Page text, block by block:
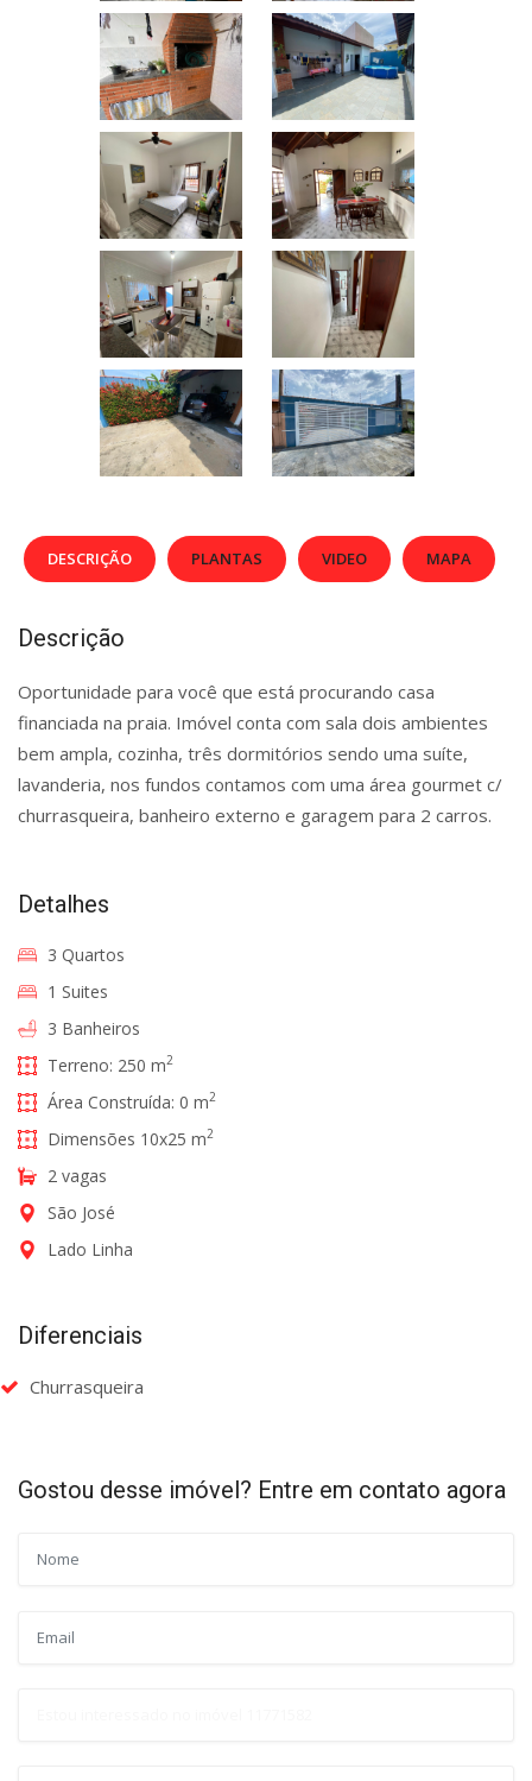
DESCRIÇÃO PLANTAS VIDEO MAPA
Descrição
Oportunidade para você que está procurando casa
financiada na praia. Imóvel conta com sala dois ambientes
bem ampla, cozinha, três dormitórios sendo uma suíte,
lavanderia, nos fundos contamos com uma área gourmet c/
churrasqueira, banheiro externo e garagem para 2 carros.
Detalhes
3 Quartos
1 Suites
3 Banheiros
Terreno: 250 m2
Área Construída: 0 m2
Dimensões 10x25 m2
2 vagas
São José
Lado Linha
Diferenciais
Churrasqueira
Gostou desse imóvel? Entre em contato agora